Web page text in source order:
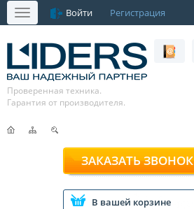
Меню Войти Регистрация
Проверенная техника.
Гарантия от производителя.
ЗАКАЗАТЬ ЗВОНОК
В вашей корзине